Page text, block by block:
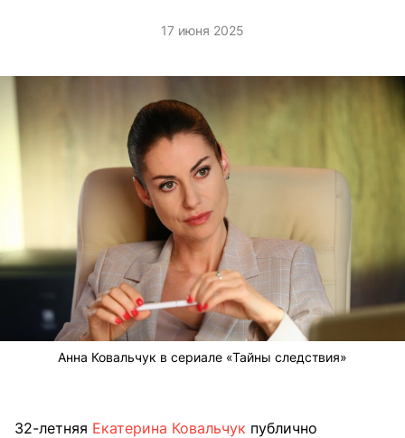
17 июня 2025
Анна Ковальчук в сериале «Тайны следствия»
32-летняя Екатерина Ковальчук публично